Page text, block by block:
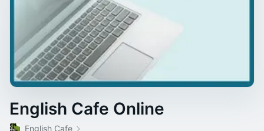
English Cafe Online
English Cafe